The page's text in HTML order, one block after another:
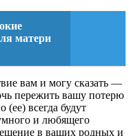
матери
вам и могу сказать —
пережить вашу потерю
всегда будут
и любящего
в ваших родных и